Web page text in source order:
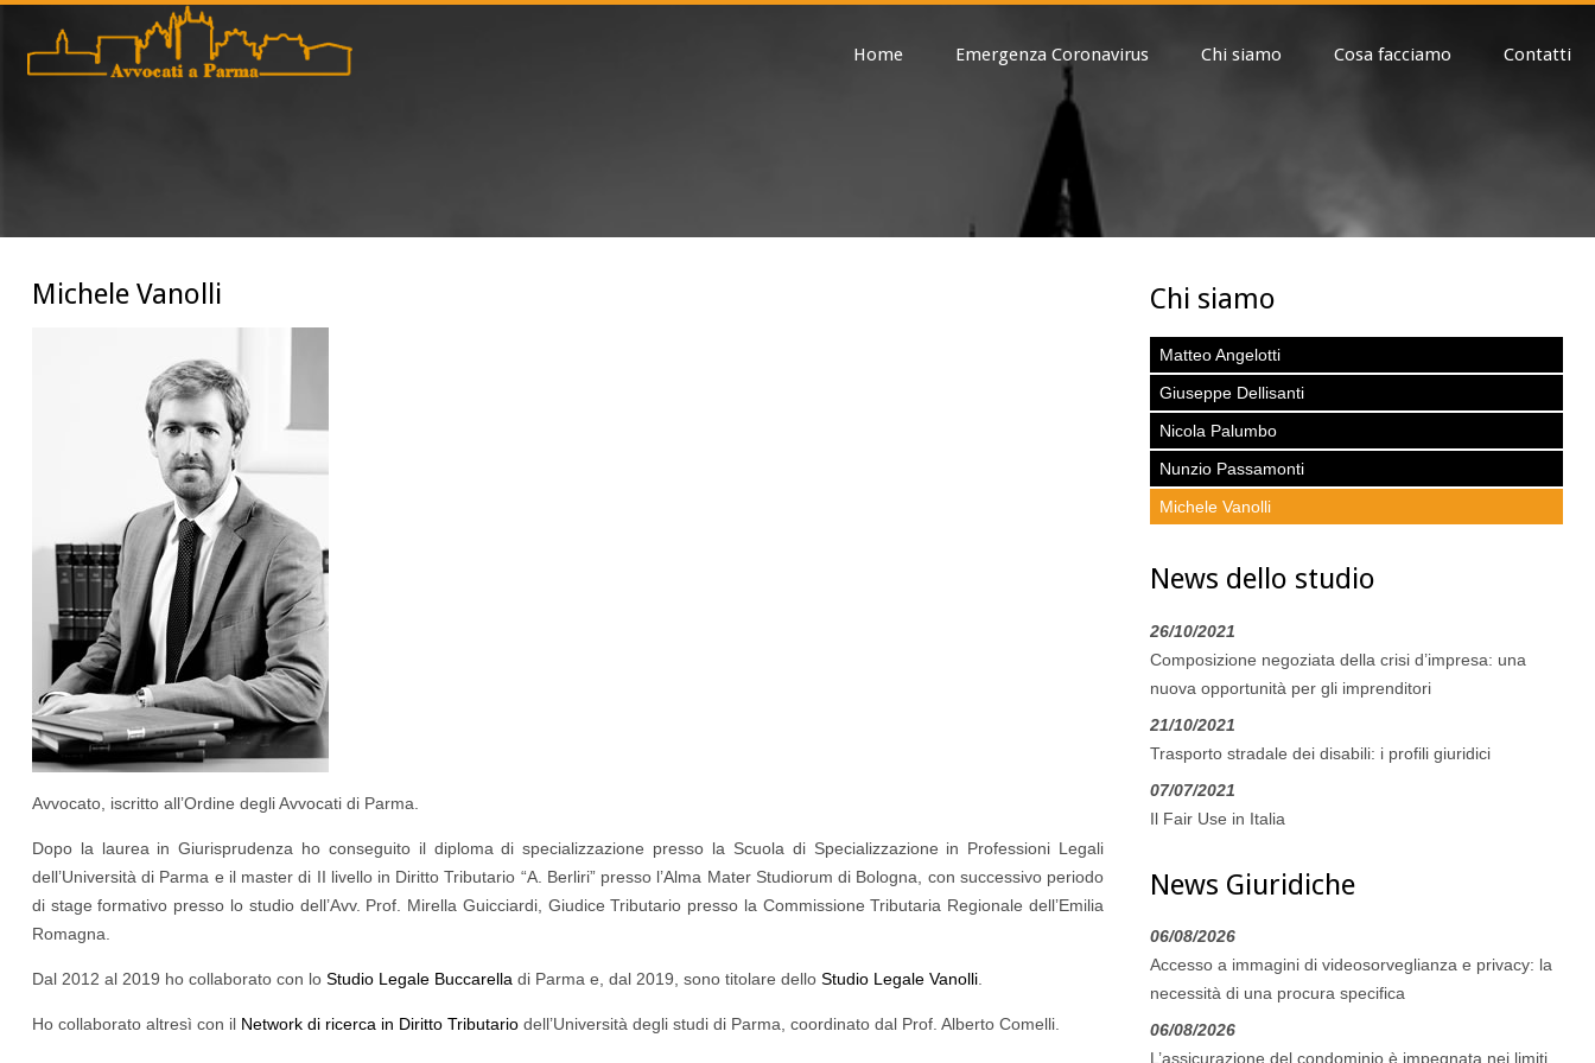
Home Emergenza Coronavirus Chi siamo Cosa facciamo Contatti
Michele Vanolli
Avvocato, iscritto all’Ordine degli Avvocati di Parma.
Dopo la laurea in Giurisprudenza ho conseguito il diploma di specializzazione presso la Scuola di Specializzazione in Professioni Legali
dell’Università di Parma e il master di II livello in Diritto Tributario “A. Berliri” presso l’Alma Mater Studiorum di Bologna, con successivo periodo
di stage formativo presso lo studio dell’Avv. Prof. Mirella Guicciardi, Giudice Tributario presso la Commissione Tributaria Regionale dell’Emilia
Romagna.
Dal 2012 al 2019 ho collaborato con lo Studio Legale Buccarella di Parma e, dal 2019, sono titolare dello Studio Legale Vanolli.
Ho collaborato altresì con il Network di ricerca in Diritto Tributariodell’Università degli studi di Parma, coordinato dal Prof. Alberto Comelli.
Chi siamo
Matteo Angelotti
Giuseppe Dellisanti
Nicola Palumbo
Nunzio Passamonti
Michele Vanolli
News dello studio
26/10/2021
Composizione negoziata della crisi d’impresa: una
nuova opportunità per gli imprenditori
21/10/2021
Trasporto stradale dei disabili: i profili giuridici
07/07/2021
Il Fair Use in Italia
News Giuridiche
06/08/2026
Accesso a immagini di videosorveglianza e privacy: la
necessità di una procura specifica
06/08/2026
L’assicurazione del condominio è impegnata nei limiti